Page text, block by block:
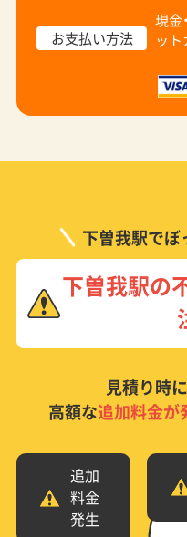
お支払い方法
現金
ット
下曽我駅で
下曽我駅の
見積り時
高額な追加料金が
追加
料金
発生